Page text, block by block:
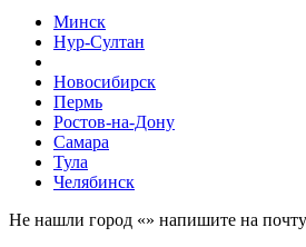
Минск
Нур-Султан
Новосибирск
Пермь
Ростов-на-Дону
Самара
Тула
Челябинск
Не нашли город «» напишите на почту